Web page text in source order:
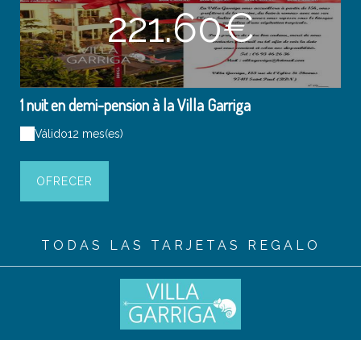
221.60€
1 nuit en demi-pension à la Villa Garriga
Válido12 mes(es)
OFRECER
TODAS LAS TARJETAS REGALO